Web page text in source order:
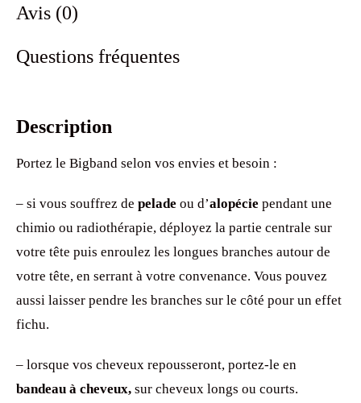
Avis (0)
Questions fréquentes
Description
Portez le Bigband selon vos envies et besoin :
– si vous souffrez de pelade ou d’alopécie pendant une
chimio ou radiothérapie, déployez la partie centrale sur
votre tête puis enroulez les longues branches autour de
votre tête, en serrant à votre convenance. Vous pouvez
aussi laisser pendre les branches sur le côté pour un effet
fichu.
– lorsque vos cheveux repousseront, portez-le en
bandeau à cheveux, sur cheveux longs ou courts.